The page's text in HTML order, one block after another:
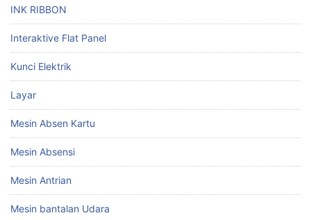
INK RIBBON
Interaktive Flat Panel
Kunci Elektrik
Layar
Mesin Absen Kartu
Mesin Absensi
Mesin Antrian
Mesin bantalan Udara